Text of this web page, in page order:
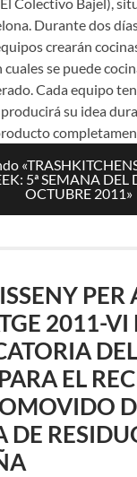
Durante dos
crearán
se puede
Cada equipo
su idea
5ª SEMANA DEL
OCTUBRE 2011»
PER
2011-VI
EL
DE